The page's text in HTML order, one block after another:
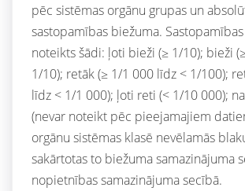
pēc sistēmas orgānu grupas un
sastopamības biežuma.
noteikts šādi: ļoti bieži (≥ 1/10); bieži
1/10); retāk (≥ 1/1 000 līdz < 1/100);
līdz < 1/1 000); ļoti reti (< 1/10 000);
(nevar noteikt pēc pieejamajiem
orgānu sistēmas klasē nevēlamās
sakārtotas to biežuma samazinājuma
nopietnības samazinājuma secībā.